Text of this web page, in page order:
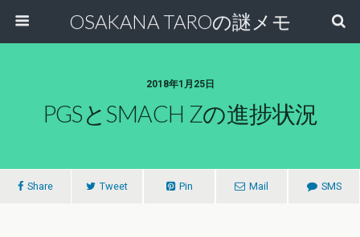
OSAKANA TAROの謎メモ
2018年1月25日
PGSとSMACH Zの進捗状況
Share Tweet Pin Mail SMS